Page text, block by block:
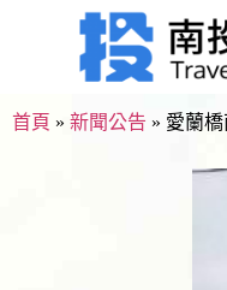
首頁 » 新聞公告 » 愛蘭